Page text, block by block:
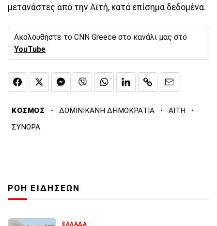
μετανάστες από την Αϊτή, κατά επίσημα δεδομένα.
Ακολουθήστε το CNN Greece στο κανάλι μας στο
YouTube
ΚΟΣΜΟΣ · ΔΟΜΙΝΙΚΑΝΗ ΔΗΜΟΚΡΑΤΙΑ · ΑΪΤΗ ·
ΣΥΝΟΡΑ
ΡΟΗ ΕΙΔΗΣΕΩΝ
ΕΛΛΑΔΑ